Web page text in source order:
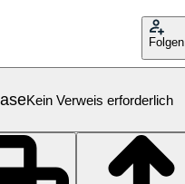
Folgen
Kein Verweis erforderlich